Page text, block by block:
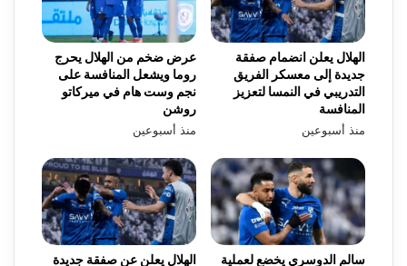
عرض ضخم من الهلال يحرج
روما ويشعل المنافسة على
نجم وست هام في ميركاتو
روشن
منذ أسبوعين
الهلال يعلن انضمام صفقة
جديدة إلى معسكر الفريق
التدريبي في النمسا لتعزيز
المنافسة
منذ أسبوعين
الهلال يعلن عن صفقة جديدة
سالم الدوسري يخضع لعملية